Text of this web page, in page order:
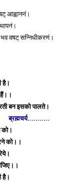
संवौषट् आह्वाननं।
ठ: ठ: स्थापनं।
भव वषट् सन्निधीकरणं।
है।
बन इसको पालते।
ब्रह्मचर्य………..
को।
को।।
है।